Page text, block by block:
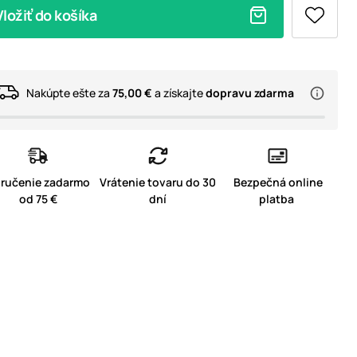
do košíka
Nakúpte ešte za 75,00 € a získajtedopravu zdarma
zadarmo
od 75 €
Vrátenie tovaru do 30
dní
Bezpečná online
platba